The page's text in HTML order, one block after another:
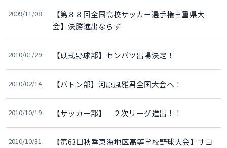
2009/11/08
【第８８回全国高校サッカー選手権三重県大
会】決勝進出ならず
2010/01/29 【硬式野球部】センバツ出場決定！
2010/02/14 【バトン部】河原風雅君全国大会へ！
2010/10/19 【サッカー部】 ２次リーグ進出！！
2010/10/31
【第63回秋季東海地区高等学校野球大会】サヨ